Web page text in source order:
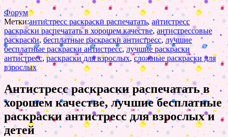
Форум
Метки:антистресс раскраски распечатать, антистресс
раскраски распечатать в хорошем качестве, антистрессовые
раскраски,бесплатные раскраски антистресс,лучшие
бесплатные раскраски антистресс,лучшие раскраски
антистресс,раскраски для взрослых,сложные раскраски для
взрослых
Антистресс раскраски распечатать в
хорошем качестве, лучшие бесплатные
раскраски антистресс для взрослых и
детей